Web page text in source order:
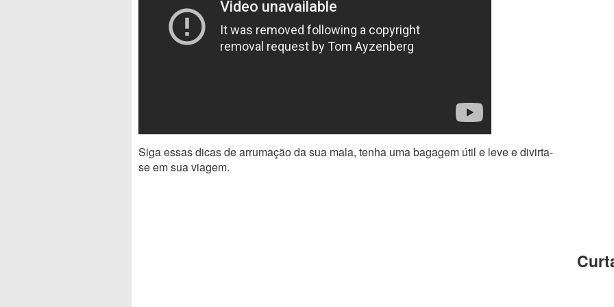
Siga essas dicas de arrumação da sua mala, tenha uma bagagem útil e leve e divirta-
se em sua viagem.